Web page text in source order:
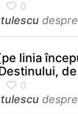
despre
linia
despre